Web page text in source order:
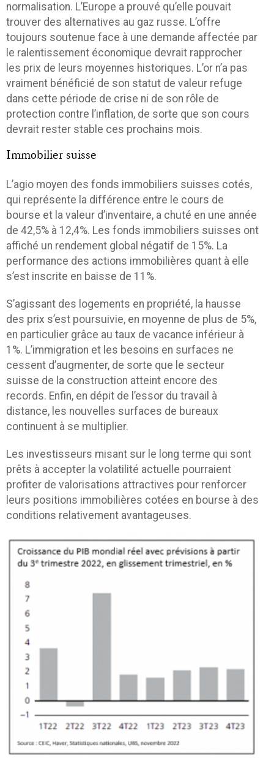
normalisation. L’Europe a prouvé qu’elle pouvait
trouver des alternatives au gaz russe. L’offre
toujours soutenue face à une demande affectée par
le ralentissement économique devrait rapprocher
les prix de leurs moyennes historiques. L’or n’a pas
vraiment bénéficié de son statut de valeur refuge
dans cette période de crise ni de son rôle de
protection contre l’inflation, de sorte que son cours
devrait rester stable ces prochains mois.
Immobilier suisse
L’agio moyen des fonds immobiliers suisses cotés,
qui représente la différence entre le cours de
bourse et la valeur d’inventaire, a chuté en une année
de 42,5% à 12,4%. Les fonds immobiliers suisses ont
affiché un rendement global négatif de 15%. La
performance des actions immobilières quant à elle
s’est inscrite en baisse de 11%.
S’agissant des logements en propriété, la hausse
des prix s’est poursuivie, en moyenne de plus de 5%,
en particulier grâce au taux de vacance inférieur à
1%. L’immigration et les besoins en surfaces ne
cessent d’augmenter, de sorte que le secteur
suisse de la construction atteint encore des
records. Enfin, en dépit de l’essor du travail à
distance, les nouvelles surfaces de bureaux
continuent à se multiplier.
Les investisseurs misant sur le long terme qui sont
prêts à accepter la volatilité actuelle pourraient
profiter de valorisations attractives pour renforcer
leurs positions immobilières cotées en bourse à des
conditions relativement avantageuses.